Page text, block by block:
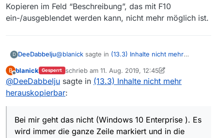
Kopieren im Feld “Beschreibung”, das mit F10
ein-/ausgeblendet werden kann, nicht mehr möglich ist.
D DeeDabbelju@blanick sagte in (13.3) Inhalte nicht mehr
@DeeDabbeljusagte in(13.3) Inhalte nicht
mehr herauskopierbar
Leider gilt dies nicht für den Titel!
Bei mir geht das nicht (Windows 10 Enterprise ).
Zwischenablage kopiert.
Ich verstehe auch nicht, warum das Markieren
und Kopieren im Feld “Beschreibung”, das mit F10
ein-/ausgeblendet werden kann, nicht mehr
B
Offline
blanick Gesperrt schrieb am 11. Aug. 2019, 12:45
zuletzt editiert von blanick8. Nov. 2019, 14:47
@DeeDabbelju sagte in (13.3) Inhalte nicht mehr
herauskopierbar:
Bei mir geht das nicht (Windows 10 Enterprise ). Es
wird immer die ganze Zeile markiert und in die